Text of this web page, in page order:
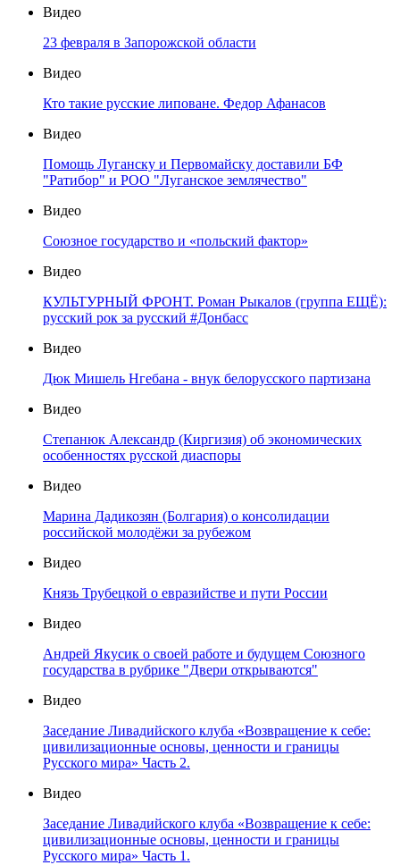
Видео
23 февраля в Запорожской области
Видео
Кто такие русские липоване. Федор Афанасов
Видео
Помощь Луганску и Первомайску доставили БФ
"Ратибор" и РОО "Луганское землячество"
Видео
Союзное государство и «польский фактор»
Видео
КУЛЬТУРНЫЙ ФРОНТ. Роман Рыкалов (группа ЕЩЁ):
русский рок за русский #Донбасс
Видео
Дюк Мишель Нгебана - внук белорусского партизана
Видео
Степанюк Александр (Киргизия) об экономических
особенностях русской диаспоры
Видео
Марина Дадикозян (Болгария) о консолидации
российской молодёжи за рубежом
Видео
Князь Трубецкой о евразийстве и пути России
Видео
Андрей Якусик о своей работе и будущем Союзного
государства в рубрике "Двери открываются"
Видео
Заседание Ливадийского клуба «Возвращение к себе:
цивилизационные основы, ценности и границы
Русского мира» Часть 2.
Видео
Заседание Ливадийского клуба «Возвращение к себе:
цивилизационные основы, ценности и границы
Русского мира» Часть 1.